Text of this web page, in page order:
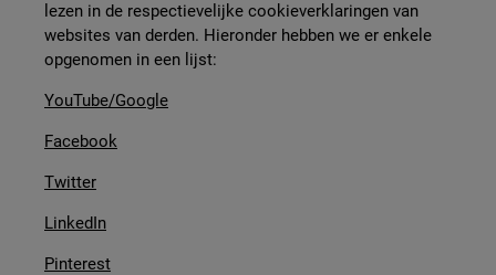
lezen in de respectievelijke cookieverklaringen van
websites van derden. Hieronder hebben we er enkele
opgenomen in een lijst:
YouTube/Google
Facebook
Twitter
LinkedIn
Pinterest